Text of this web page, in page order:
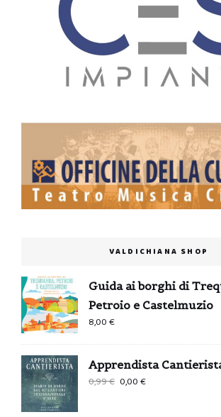
VALDICHIANA SHOP
Guida ai borghi di
Petroio e Castelmuzio
8,00€
Apprendista
0,99€ 0,00€